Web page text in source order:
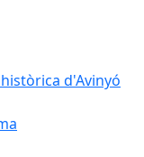
d'Avinyó